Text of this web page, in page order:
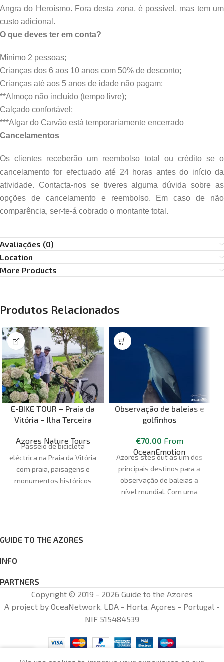
Angra do Heroísmo. Fora desta zona, é possível, mas tem um
custo adicional.
O que deves ter em conta?
Mínimo 2 pessoas;
Crianças dos 6 aos 10 anos com 50% de desconto;
Crianças até aos 5 anos de idade não pagam;
**Almoço não incluído (tempo livre);
Calçado confortável;
***Algar do Carvão está temporariamente encerrado
Cancelamentos
Os clientes receberão um reembolso total ou crédito se o
cancelamento for efectuado até 24 horas antes do início da
atividade. Contacta-nos se tiveres alguma dúvida sobre as
opções de cancelamento e reembolso. Em caso de não
comparência, ser-te-á cobrado o montante total.
Avaliações (0)
Location
More Products
Produtos Relacionados
E-BIKE TOUR – Praia da
Vitória – Ilha Terceira
Azores Nature Tours
Passeio de bicicleta
eléctrica na Praia da Vitória
com praia, paisagens e
monumentos históricos
Observação de baleias e
golfinhos
€70.00 From
OceanEmotion
Azoresstesout asum dos
principais destinos para a
observação de baleias a
nível mundial. Com uma
Hora da reunião: De junho a
setembro: 8.15 - De outubro
a maio: 8.30 Duração ca. 3-
* A viagem é partilhada com
GUIDE TO THE AZORES
INFO
PARTNERS
Copyright © 2019 - 2026 Guide to the Azores
A project by OceaNetwork, LDA - Horta, Açores - Portugal -
NIF 515484539